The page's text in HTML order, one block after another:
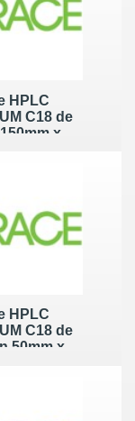
HPLC
C18 de
x
HPLC
C18 de
50mm x